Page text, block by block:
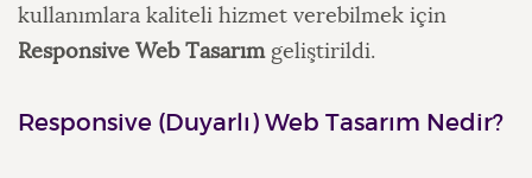
kullanımlara kaliteli hizmet verebilmek için
Responsive Web Tasarımgeliştirildi.
Responsive (Duyarlı) Web Tasarım Nedir?